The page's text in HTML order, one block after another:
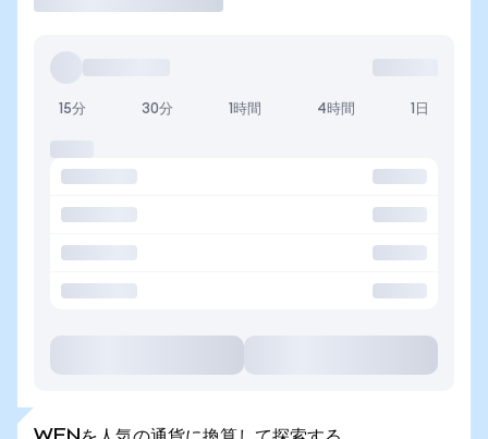
15分 30分 1時間 4時間 1日